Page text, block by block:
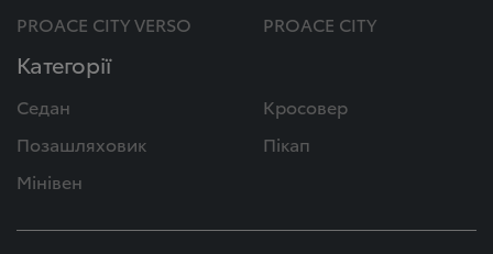
PROACE CITY VERSO
PROACE CITY
Категорії
Седан
Кросовер
Позашляховик
Пікап
Мінівен